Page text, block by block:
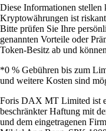
Diese Informationen stellen
Kryptowährungen ist
Bitte prüfen Sie Ihre
genannten Vorteile oder
Token-Besitz ab und
*0 % Gebühren bis zum
und weitere Kosten sind
Foris DAX MT Limited ist
beschränkter Haftung mit
und dem eingetragenen